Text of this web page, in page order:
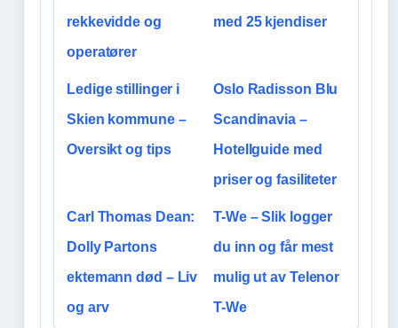
rekkevidde og
operatører
med 25 kjendiser
Ledige stillinger i
Skien kommune –
Oversikt og tips
Oslo Radisson Blu
Scandinavia –
Hotellguide med
priser og fasiliteter
Carl Thomas Dean:
Dolly Partons
ektemann død – Liv
og arv
T-We – Slik logger
du inn og får mest
mulig ut av Telenor
T-We